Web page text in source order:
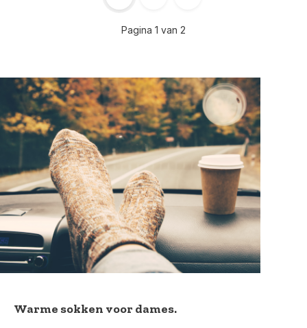
Pagina 1 van 2
Warme sokken voor dames.